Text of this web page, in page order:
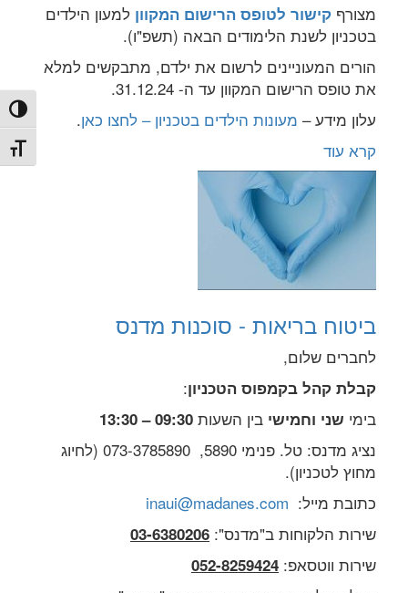
מתג
מצורף קישור לטופס הרישום המקוון למעון הילדים
בטכניון לשנת הלימודים הבאה (תשפ"ו).
הורים המעוניינים לרשום את ילדם, מתבקשים למלא
את טופס הרישום המקוון עד ה- 31.12.24.
עלון מידע – מעונות הילדים בטכניון – לחצו כאן.
קרא עוד
ביטוח בריאות - סוכנות מדנס
לחברים שלום,
קבלת קהל בקמפוס הטכניון:
בימי שני וחמישי בין השעות 09:30 – 13:30
נציג מדנס: טל. פנימי 5890, 073-3785890 (לחיוג
מחוץ לטכניון).
כתובת מייל: inaui@madanes.com
שירות הלקוחות ב"מדנס": 03-6380206
שירות ווטסאפ: 052-8259424